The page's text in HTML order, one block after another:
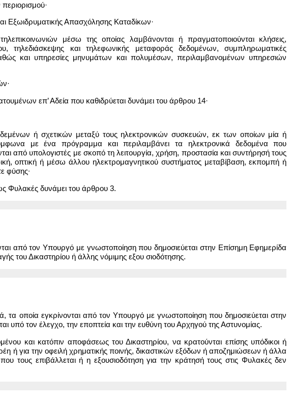
Εξωιδρυματικής Απασχόλησης Καταδίκων·
μέσω της οποίας λαμβάνονται ή πραγματοποιούνται κλήσεις,
τηλεδιάσκεψης και τηλεφωνικής μεταφοράς δεδομένων, συμπληρωματικές
και υπηρεσίες μηνυμάτων και πολυμέσων, περιλαμβανομένων υπηρεσιών
επ’ Αδεία που καθιδρύεται δυνάμει του άρθρου 14·
ή σχετικών μεταξύ τους ηλεκτρονικών συσκευών, εκ των οποίων μία ή
με ένα πρόγραμμα και περιλαμβάνει τα ηλεκτρονικά δεδομένα που
από υπολογιστές με σκοπό τη λειτουργία, χρήση, προστασία και συντήρησή τους
οπτική ή μέσω άλλου ηλεκτρομαγνητικού συστήματος μεταβίβαση, εκπομπή ή
φύσης∙
ως Φυλακές δυνάμει του άρθρου 3.
από τον Υπουργό με γνωστοποίηση που δημοσιεύεται στην Επίσημη Εφημερίδα
του Δικαστηρίου ή άλλης νόμιμης εξου σιοδότησης.
τα οποία εγκρίνονται από τον Υπουργό με γνωστοποίηση που δημοσιεύεται στην
τον έλεγχο, την εποπτεία και την ευθύνη του Αρχηγού της Αστυνομίας.
και κατόπιν αποφάσεως του Δικαστηρίου, να κρατούνται επίσης υπόδικοι ή
ή για την οφειλή χρηματικής ποινής, δικαστικών εξόδων ή αποζημιώσεων ή άλλα
τους επιβάλλεται ή η εξουσιοδότηση για την κράτησή τους στις Φυλακές δεν